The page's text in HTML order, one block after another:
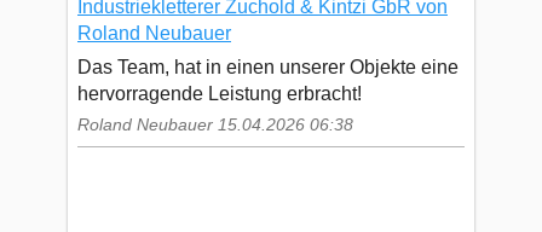
Industriekletterer Zuchold & Kintzi GbR von
Roland Neubauer
Das Team, hat in einen unserer Objekte eine
hervorragende Leistung erbracht!
Roland Neubauer 15.04.2026 06:38